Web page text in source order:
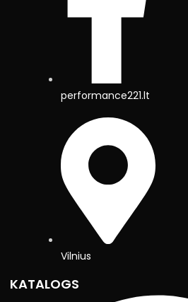
performance221.lt
Vilnius
KATALOGS